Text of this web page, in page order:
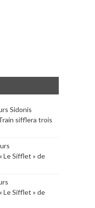
Sidonis
sifflera trois
Sifflet » de
Sifflet » de